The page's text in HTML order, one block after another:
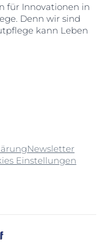
für Innovationen in
Denn wir sind
kann Leben
Newsletter
Einstellungen